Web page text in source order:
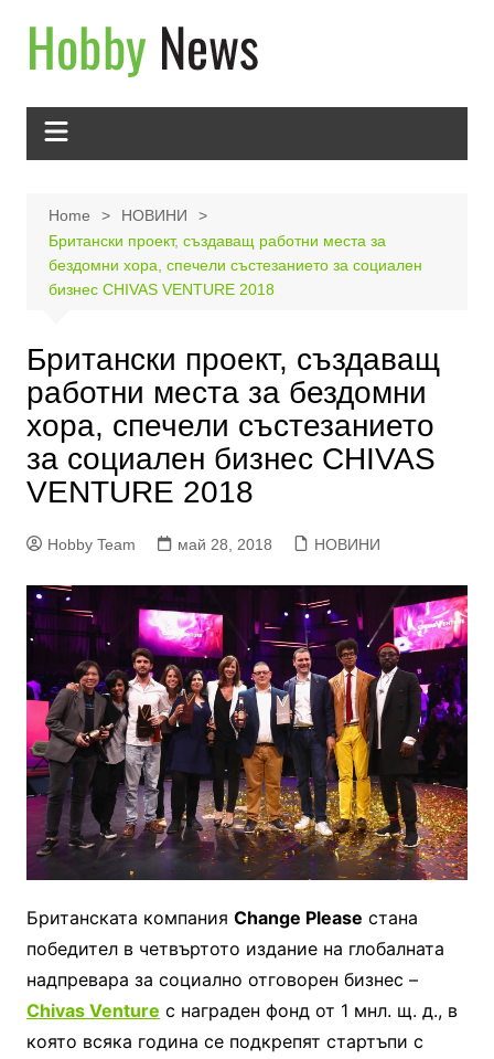
content
Home
НОВИНИ
Британски проект, създаващ работни места за
бездомни хора, спечели състезанието за социален
бизнес CHIVAS VENTURE 2018
Британски проект, създаващ
работни места за бездомни
хора, спечели състезанието
за социален бизнес CHIVAS
VENTURE 2018
Hobby Team май 28, 2018 НОВИНИ
Британската компания Change Please стана
победител в четвъртото издание на глобалната
надпревара за социално отговорен бизнес –
Chivas Venture с награден фонд от 1 мнл. щ. д., в
която всяка година се подкрепят стартъпи с